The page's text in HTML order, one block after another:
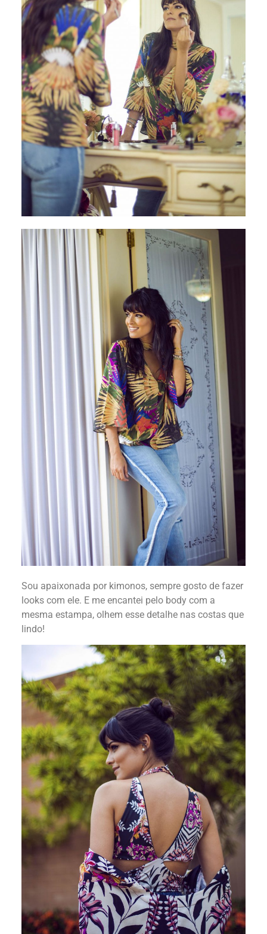
Sou apaixonada por kimonos, sempre gosto de fazer
looks com ele. E me encantei pelo body com a
mesma estampa, olhem esse detalhe nas costas que
lindo!